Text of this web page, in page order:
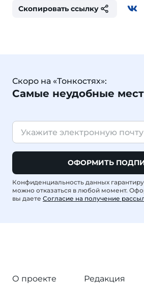
Скопировать ссылку
Скоро на «Тонкостях»:
Самые неудобные
ОФОРМИТЬ
Конфиденциальность данных
можно отказаться в любой момент.
вы даете Согласие на получение
О проекте
Редакция